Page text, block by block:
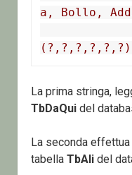
a, Bollo,
La prima stringa,
TbDaQui del
La seconda
tabella TbAli del